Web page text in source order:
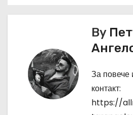
By
За
контакт:
https://